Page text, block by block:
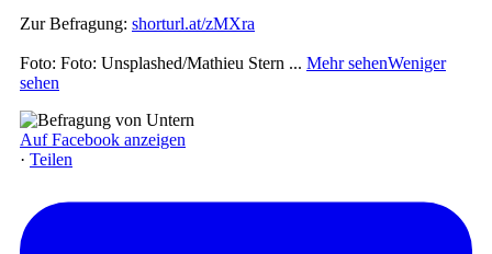
Zur Befragung: shorturl.at/zMXra
Foto: Foto: Unsplashed/Mathieu Stern ... Mehr sehenWeniger
sehen
Auf Facebook anzeigen
· Teilen